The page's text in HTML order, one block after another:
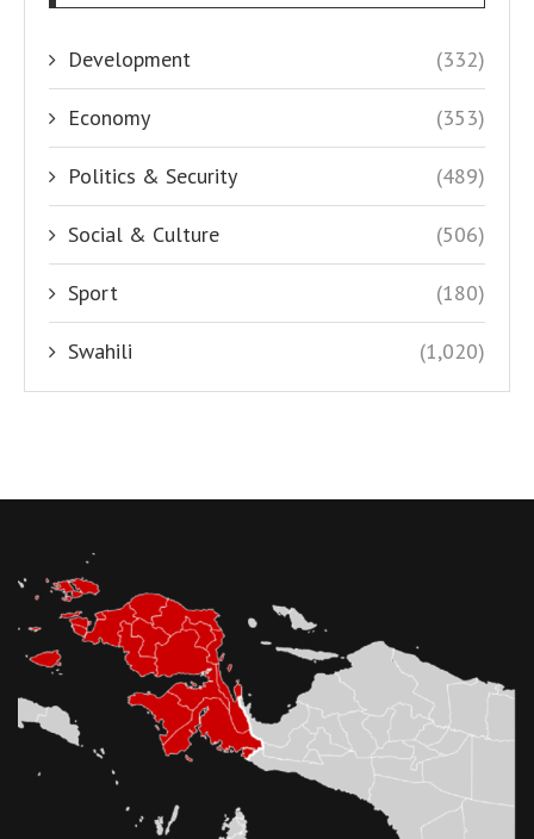
Development (332)
Economy (353)
Politics & Security (489)
Social & Culture (506)
Sport (180)
Swahili (1,020)